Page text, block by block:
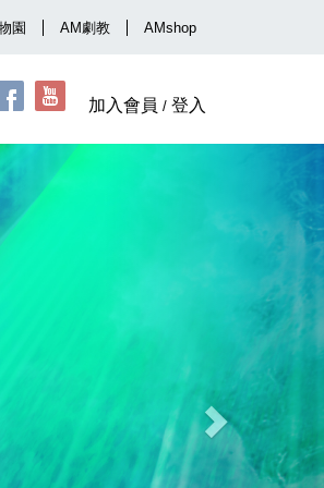
園 AM劇教 AMshop
加入會員 / 登入